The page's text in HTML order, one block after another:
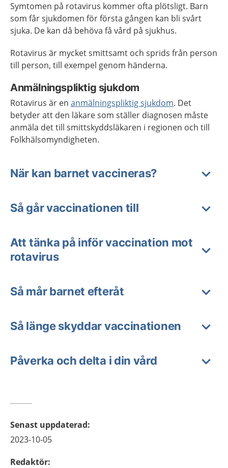
Symtomen på rotavirus kommer ofta plötsligt. Barn
som får sjukdomen för första gången kan bli svårt
sjuka. De kan då behöva få vård på sjukhus.
Rotavirus är mycket smittsamt och sprids från person
till person, till exempel genom händerna.
Anmälningspliktig sjukdom
Rotavirus är en anmälningspliktig sjukdom. Det
betyder att den läkare som ställer diagnosen måste
anmäla det till smittskyddsläkaren i regionen och till
Folkhälsomyndigheten.
När kan barnet vaccineras?
Så går vaccinationen till
Att tänka på inför vaccination mot
rotavirus
Så mår barnet efteråt
Så länge skyddar vaccinationen
Påverka och delta i din vård
Senast uppdaterad:
2023-10-05
Redaktör: